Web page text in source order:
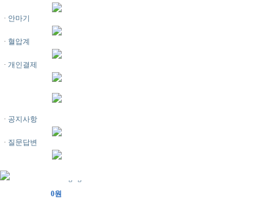
· 안마기
· 혈압계
· 개인결제
· 공지사항
· 질문답변